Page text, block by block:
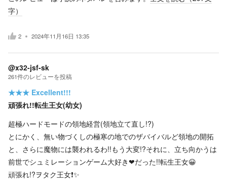
字）
2 2024年11月16日 13:35
@x32-jsf-sk
261件のレビューを投稿
★★★ Excellent!!!
頑張れ!!転生王女(幼女)
超極ハードモードの領地経営(領地立て直し!?)
とにかく、無い物づくしの極寒の地でのザバイバルど領地の開拓
と、さらに魔物には襲われるわ!!もう大変!?それに、立ち向かうは
前世でシュミレーションゲーム大好き❤だった!!転生王女😀
頑張れ!?ヲタク王女❗✨